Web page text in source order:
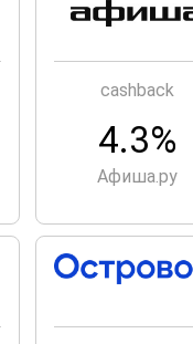
cashback
4.3%
Aфиша.ру